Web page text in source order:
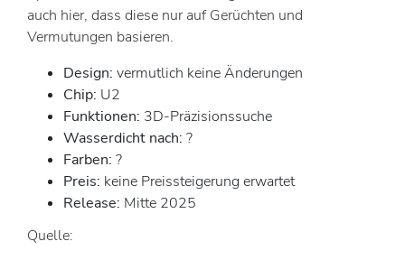
auch hier, dass diese nur auf Gerüchten und
Vermutungen basieren.
Design: vermutlich keine Änderungen
Chip: U2
Funktionen: 3D-Präzisionssuche
Wasserdicht nach: ?
Farben: ?
Preis: keine Preissteigerung erwartet
Release: Mitte 2025
Quelle: